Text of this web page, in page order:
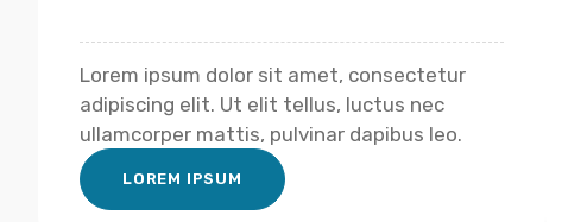
Lorem ipsum dolor sit amet, consectetur
adipiscing elit. Ut elit tellus, luctus nec
ullamcorper mattis, pulvinar dapibus leo.
LOREM IPSUM